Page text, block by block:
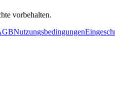
vorbehalten.
Nutzungsbedingungen